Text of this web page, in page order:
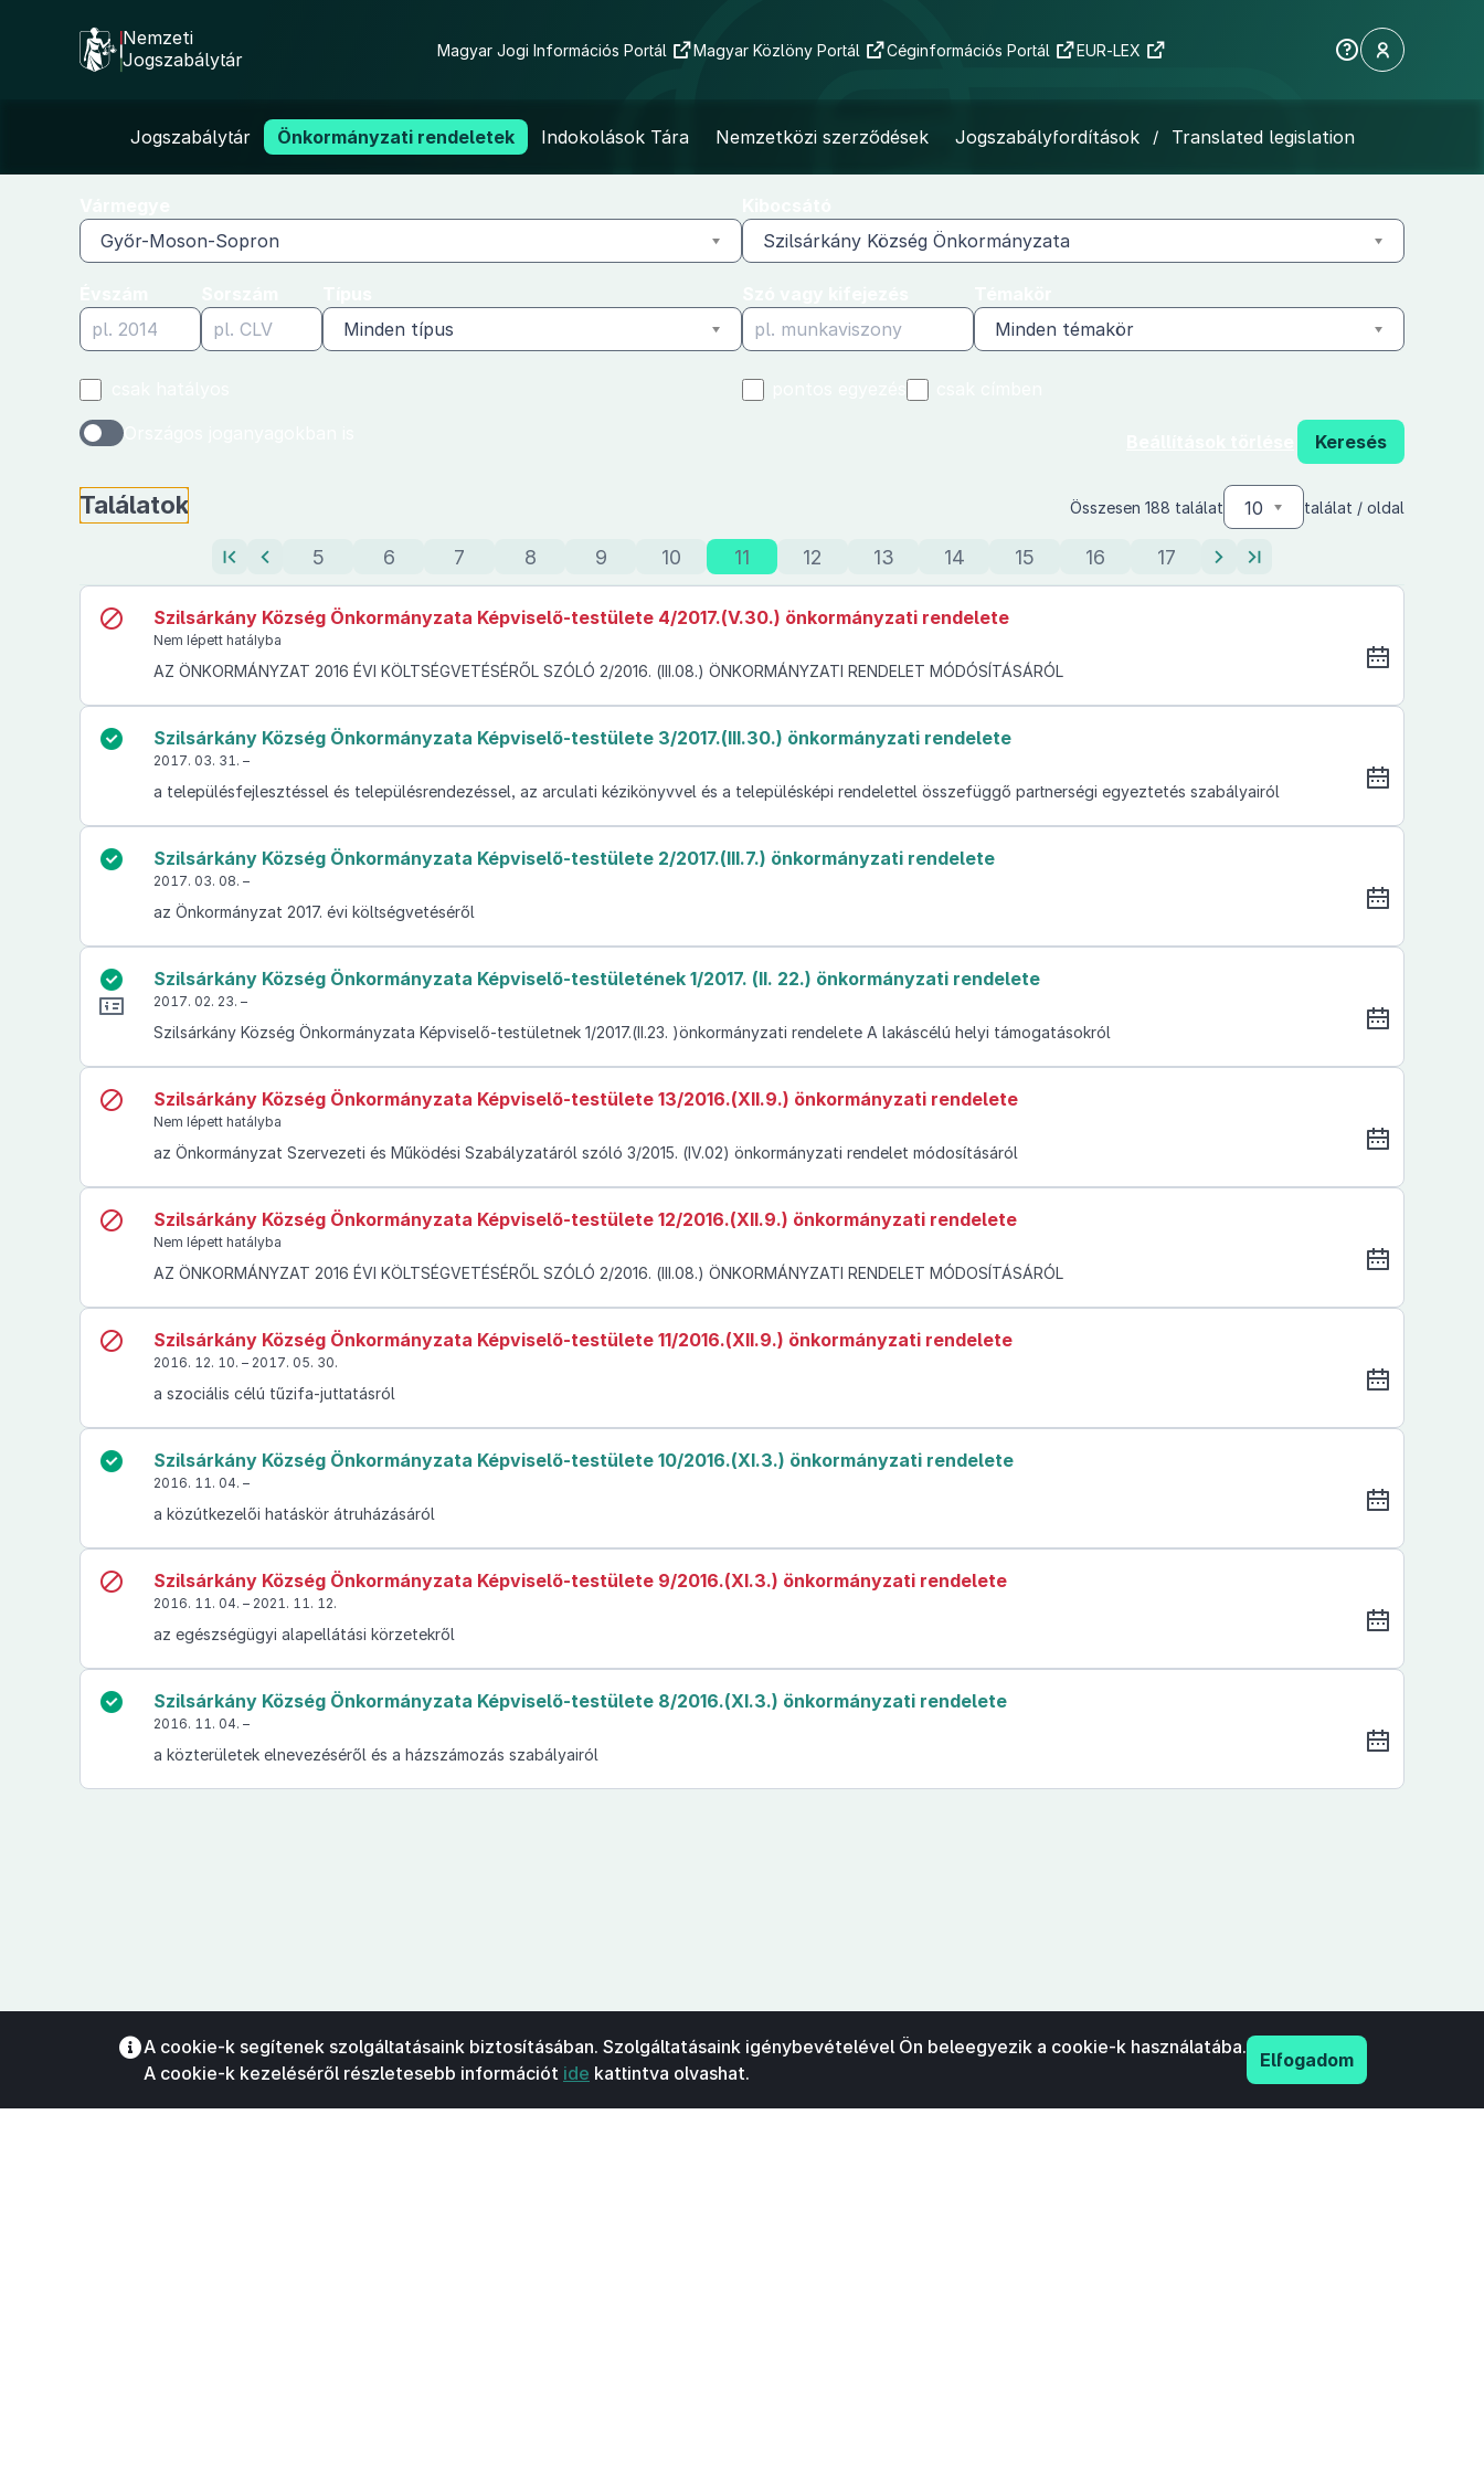
Nemzeti
Jogszabálytár
Magyar Jogi Információs Portál Magyar Közlöny Portál Céginformációs Portál EUR-LEX
Önkormányzati
rendeletek
Jogszabálytár Önkormányzati rendeletek Indokolások Tára Nemzetközi szerződések Jogszabályfordítások / Translated legislation
Győr-Moson-Sopron
Szilsárkány Község Önkormányzata
Minden típus
Minden témakör
Keresés
Találatok
listához
Összesen 188 találat 10 találat / oldal
5 6 7 8 9 10 11 12 13 14 15 16 17
Szilsárkány Község Önkormányzata Képviselő-testülete 4/2017.(V.30.) önkormányzati rendelete
Nem lépett hatályba
AZ ÖNKORMÁNYZAT 2016 ÉVI KÖLTSÉGVETÉSÉRŐL SZÓLÓ 2/2016. (III.08.) ÖNKORMÁNYZATI RENDELET MÓDÓSÍTÁSÁRÓL
Szilsárkány Község Önkormányzata Képviselő-testülete 3/2017.(III.30.) önkormányzati rendelete
2017. 03. 31. –
a településfejlesztéssel és településrendezéssel, az arculati kézikönyvvel és a településképi rendelettel összefüggő partnerségi egyeztetés szabályairól
Szilsárkány Község Önkormányzata Képviselő-testülete 2/2017.(III.7.) önkormányzati rendelete
2017. 03. 08. –
az Önkormányzat 2017. évi költségvetéséről
Szilsárkány Község Önkormányzata Képviselő-testületének 1/2017. (II. 22.) önkormányzati rendelete
2017. 02. 23. –
Szilsárkány Község Önkormányzata Képviselő-testületnek 1/2017.(II.23. )önkormányzati rendelete A lakáscélú helyi támogatásokról
Szilsárkány Község Önkormányzata Képviselő-testülete 13/2016.(XII.9.) önkormányzati rendelete
Nem lépett hatályba
az Önkormányzat Szervezeti és Működési Szabályzatáról szóló 3/2015. (IV.02) önkormányzati rendelet módosításáról
Szilsárkány Község Önkormányzata Képviselő-testülete 12/2016.(XII.9.) önkormányzati rendelete
Nem lépett hatályba
AZ ÖNKORMÁNYZAT 2016 ÉVI KÖLTSÉGVETÉSÉRŐL SZÓLÓ 2/2016. (III.08.) ÖNKORMÁNYZATI RENDELET MÓDOSÍTÁSÁRÓL
Szilsárkány Község Önkormányzata Képviselő-testülete 11/2016.(XII.9.) önkormányzati rendelete
2016. 12. 10. – 2017. 05. 30.
a szociális célú tűzifa-juttatásról
Szilsárkány Község Önkormányzata Képviselő-testülete 10/2016.(XI.3.) önkormányzati rendelete
2016. 11. 04. –
a közútkezelői hatáskör átruházásáról
Szilsárkány Község Önkormányzata Képviselő-testülete 9/2016.(XI.3.) önkormányzati rendelete
2016. 11. 04. – 2021. 11. 12.
az egészségügyi alapellátási körzetekről
Szilsárkány Község Önkormányzata Képviselő-testülete 8/2016.(XI.3.) önkormányzati rendelete
2016. 11. 04. –
a közterületek elnevezéséről és a házszámozás szabályairól
A cookie-k segítenek szolgáltatásaink biztosításában. Szolgáltatásaink igénybevételével Ön beleegyezik a cookie-k használatába.
A cookie-k kezeléséről részletesebb információt ide kattintva olvashat.
Elfogadom